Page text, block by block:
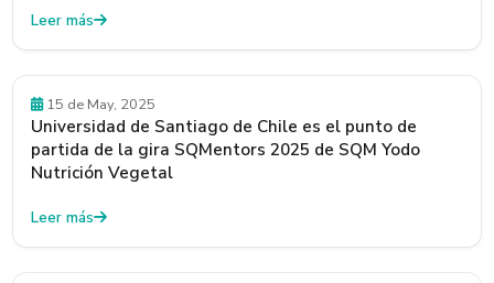
Leer más
Empleadores
15 de May, 2025
Universidad de Santiago de Chile es el punto de
partida de la gira SQMentors 2025 de SQM Yodo
Nutrición Vegetal
Leer más